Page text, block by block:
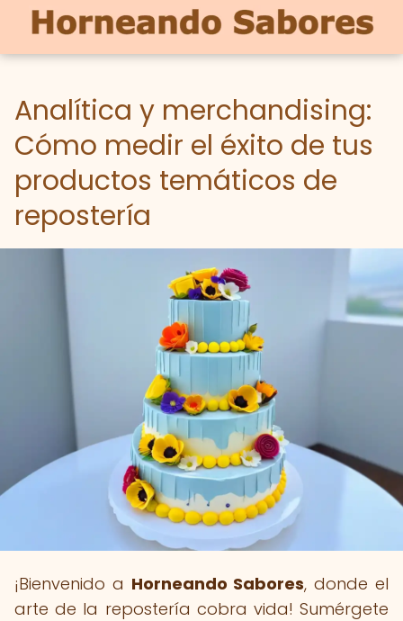
Analítica y merchandising:
Cómo medir el éxito de tus
productos temáticos de
repostería
¡Bienvenido a Horneando Sabores, donde el
arte de la repostería cobra vida! Sumérgete